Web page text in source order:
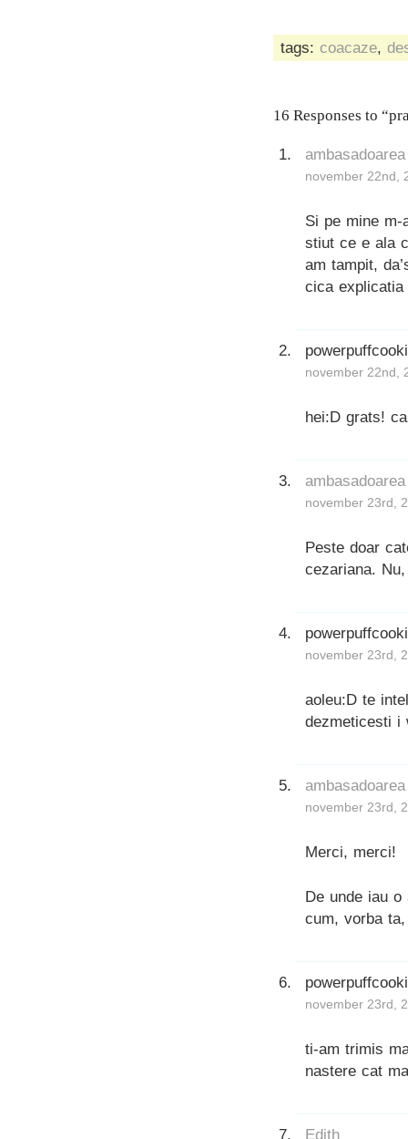
tags: coacaze,
16 Responses to
ambasadoarea
november 22nd,
Si pe mine
stiut ce e ala
am tampit,
cica
november 22nd,
hei:D grats!
ambasadoarea
november 23rd,
Peste doar
cezariana.
november 23rd,
aoleu:D te
dezmeticesti i
ambasadoarea
november 23rd,
Merci, merci!
De unde iau
cum, vorba
november 23rd,
ti-am trimis
nastere cat
Edith